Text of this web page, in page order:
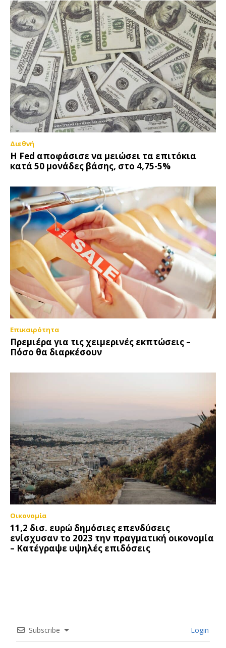
Διεθνή
Η Fed αποφάσισε να μειώσει τα επιτόκια
κατά 50 μονάδες βάσης, στο 4,75-5%
Επικαιρότητα
Πρεμιέρα για τις χειμερινές εκπτώσεις –
Πόσο θα διαρκέσουν
Οικονομία
11,2 δισ. ευρώ δημόσιες επενδύσεις
ενίσχυσαν το 2023 την πραγματική οικονομία
– Κατέγραψε υψηλές επιδόσεις
Subscribe Login